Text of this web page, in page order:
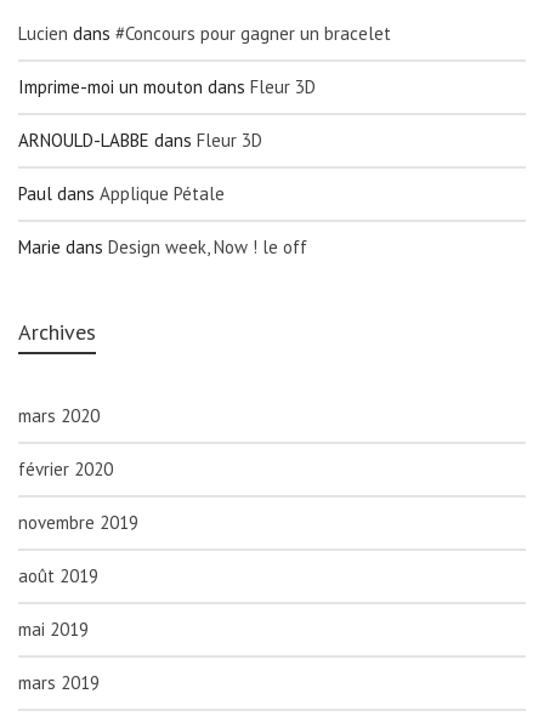
Lucien dans #Concours pour gagner un bracelet
Imprime-moi un mouton dans Fleur 3D
ARNOULD-LABBE dans Fleur 3D
Paul dans Applique Pétale
Marie dans Design week, Now ! le off
Archives
mars 2020
février 2020
novembre 2019
août 2019
mai 2019
mars 2019